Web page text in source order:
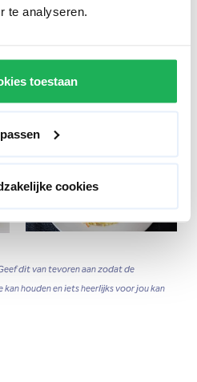
te analyseren.
toestaan
cookies
dit van tevoren aan zodat de
houden en iets heerlijks voor jou kan